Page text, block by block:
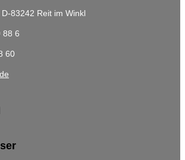
D-83242 Reit im Winkl
88 6
60